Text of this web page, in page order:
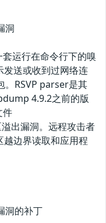
洞
运行在命令行下的嗅
发送或收到过网络连
。RSVP parser是其
4.9.2之前的版
件
出漏洞。远程攻击者
边界读取和应用程
洞的补丁